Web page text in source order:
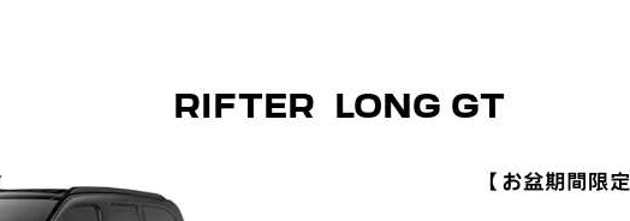
RIFTER LONG GT
【お盆期間限